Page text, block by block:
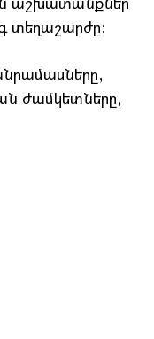
տեղաշարժը։
ժամկետները,